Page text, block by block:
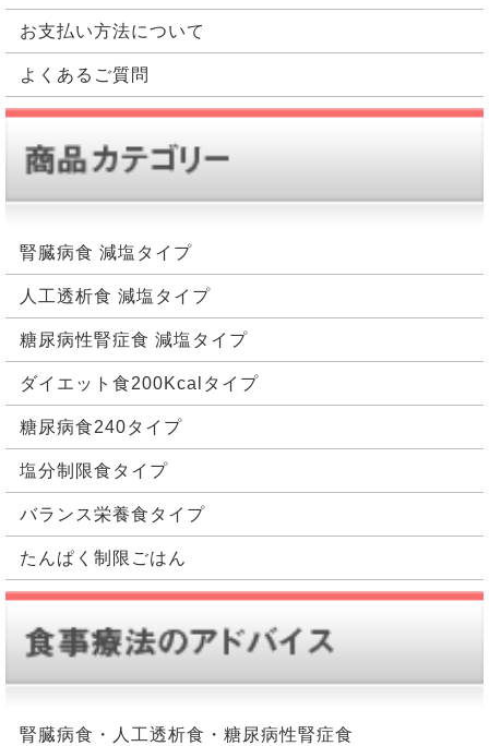
お支払い方法について
よくあるご質問
腎臓病食 減塩タイプ
人工透析食 減塩タイプ
糖尿病性腎症食 減塩タイプ
ダイエット食200Kcalタイプ
糖尿病食240タイプ
塩分制限食タイプ
バランス栄養食タイプ
たんぱく制限ごはん
腎臓病食・人工透析食・糖尿病性腎症食